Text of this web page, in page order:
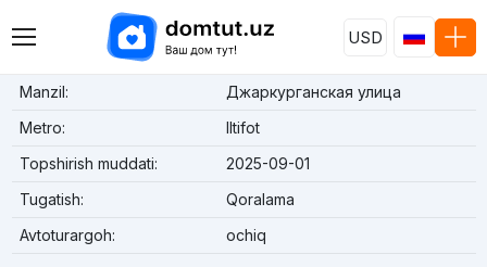
USD
Manzil:
Джаркурганская улица
Metro:
Iltifot
Topshirish muddati:
2025-09-01
Tugatish:
Qoralama
Avtoturargoh:
ochiq